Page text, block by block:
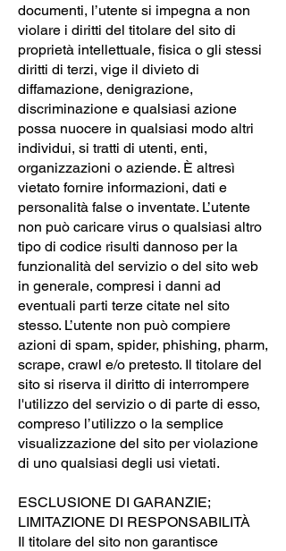
documenti, l’utente si impegna a non
violare i diritti del titolare del sito di
proprietà intellettuale, fisica o gli stessi
diritti di terzi, vige il divieto di
diffamazione, denigrazione,
discriminazione e qualsiasi azione
possa nuocere in qualsiasi modo altri
individui, si tratti di utenti, enti,
organizzazioni o aziende. È altresì
vietato fornire informazioni, dati e
personalità false o inventate. L’utente
non può caricare virus o qualsiasi altro
tipo di codice risulti dannoso per la
funzionalità del servizio o del sito web
in generale, compresi i danni ad
eventuali parti terze citate nel sito
stesso. L’utente non può compiere
azioni di spam, spider, phishing, pharm,
scrape, crawl e/o pretesto. Il titolare del
sito si riserva il diritto di interrompere
l'utilizzo del servizio o di parte di esso,
compreso l’utilizzo o la semplice
visualizzazione del sito per violazione
di uno qualsiasi degli usi vietati.
ESCLUSIONE DI GARANZIE;
LIMITAZIONE DI RESPONSABILITÀ
Il titolare del sito non garantisce